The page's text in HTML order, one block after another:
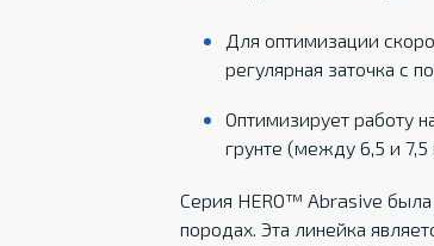
Для оптимизации
регулярная заточка с
Оптимизирует работу
грунте (между 6,5 и
Серия HERO™ Abrasive
породах. Эта линейка